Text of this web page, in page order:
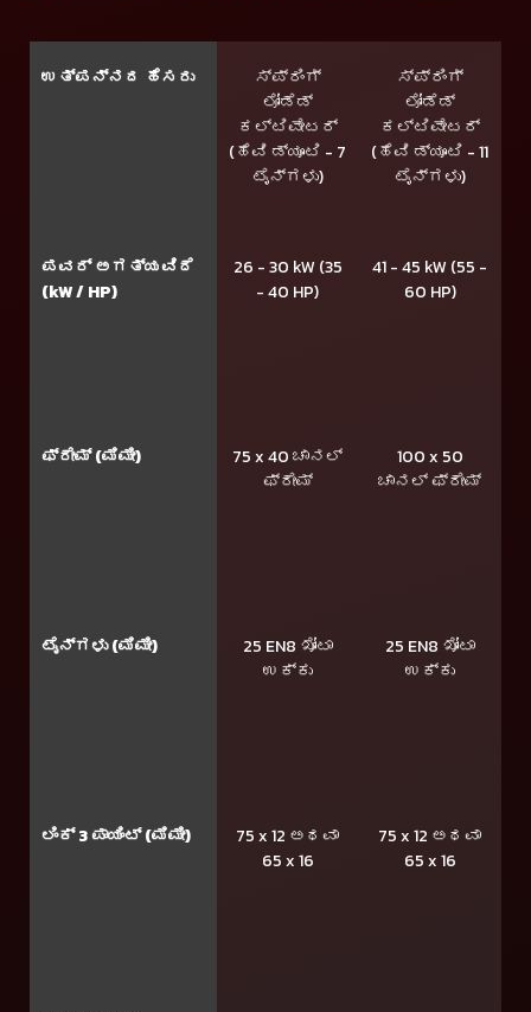
ಉತ್ಪನ್ನದ ಹೆಸರು
ಪವರ್ ಅಗತ್ಯವಿದೆ
(kW / HP)
ಫ್ರೇಮ್ (ಮಿಮೀ)
ಟೈನ್ಗಳು (ಮಿಮೀ)
ಲಿಂಕ್ 3 ಪಾಯಿಂಟ್ (ಮಿಮೀ)
ಸ್ಪ್ರಿಂಗ್
ಲೋಡೆಡ್
ಕಲ್ಟಿವೇಟರ್
(ಹೆವಿ ಡ್ಯೂಟಿ - 7
ಟೈನ್ಗಳು)
26 - 30 kW (35
- 40 HP)
75 x 40 ಚಾನಲ್
ಫ್ರೇಮ್
25 EN8 ಖೋಟಾ
ಉಕ್ಕು
75 x 12 ಅಥವಾ
65 x 16
ಸ್ಪ್ರಿಂಗ್
ಲೋಡೆಡ್
ಕಲ್ಟಿವೇಟರ್
(ಹೆವಿ ಡ್ಯೂಟಿ - 11
ಟೈನ್ಗಳು)
41 - 45 kW (55 -
60 HP)
100 x 50
ಚಾನಲ್ ಫ್ರೇಮ್
25 EN8 ಖೋಟಾ
ಉಕ್ಕು
75 x 12 ಅಥವಾ
65 x 16